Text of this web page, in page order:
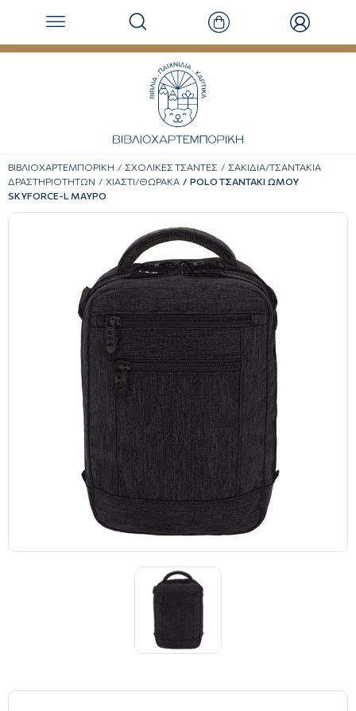
ΒΙΒΛΙΟΧΑΡΤΕΜΠΟΡΙΚΗ ΣΧΟΛΙΚΕΣ ΤΣΑΝΤΕΣ
ΣΑΚΙΔΙΑ/ΤΣΑΝΤΑΚΙΑ
ΔΡΑΣΤΗΡΙΟΤΗΤΩΝ
ΧΙΑΣΤΙ/ΘΩΡΑΚΑ
POLO ΤΣΑΝΤΑΚΙ ΩΜΟΥ
SKYFORCE-L ΜΑΥΡΟ